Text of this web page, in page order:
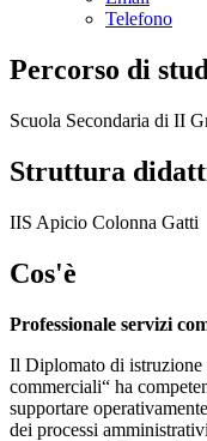
Telefono
Percorso di
Scuola Secondaria di II
Struttura
IIS Apicio Colonna Gatti
Cos'è
Professionale servizi
Il Diplomato di istruzione
commerciali“ ha
supportare
dei processi